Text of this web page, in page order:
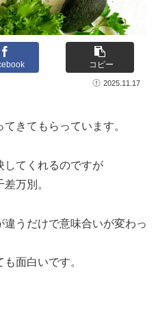
コピー
2025.11.17
きてもらっています。
してくれるのですが
万別。
うだけで意味合いが変わっ
面白いです。